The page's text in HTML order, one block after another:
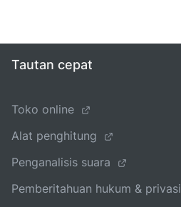
Tautan cepat
Toko online
Alat penghitung
Penganalisis suara
Pemberitahuan hukum & privasi